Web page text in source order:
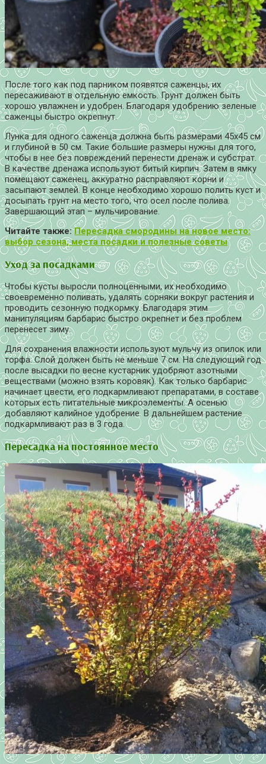
После того как под парником появятся саженцы, их
пересаживают в отдельную емкость. Грунт должен быть
хорошо увлажнен и удобрен. Благодаря удобрению зеленые
саженцы быстро окрепнут.
Лунка для одного саженца должна быть размерами 45х45 см
и глубиной в 50 см. Такие большие размеры нужны для того,
чтобы в нее без повреждений перенести дренаж и субстрат.
В качестве дренажа используют битый кирпич. Затем в ямку
помещают саженец, аккуратно расправляют корни и
засыпают землей. В конце необходимо хорошо полить куст и
досыпать грунт на место того, что осел после полива.
Завершающий этап – мульчирование.
Читайте также:Пересадка смородины на новое место:
выбор сезона, места посадки и полезные советы
Уход за посадками
Чтобы кусты выросли полноценными, их необходимо
своевременно поливать, удалять сорняки вокруг растения и
проводить сезонную подкормку. Благодаря этим
манипуляциям барбарис быстро окрепнет и без проблем
перенесет зиму.
Для сохранения влажности используют мульчу из опилок или
торфа. Слой должен быть не меньше 7 см. На следующий год
после высадки по весне кустарник удобряют азотными
веществами (можно взять коровяк). Как только барбарис
начинает цвести, его подкармливают препаратами, в составе
которых есть питательные микроэлементы. А осенью
добавляют калийное удобрение. В дальнейшем растение
подкармливают раз в 3 года.
Пересадка на постоянное место